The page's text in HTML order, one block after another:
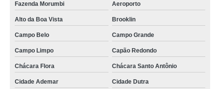
Fazenda Morumbi Aeroporto
Alto da Boa Vista Brooklin
Campo Belo Campo Grande
Campo Limpo Capão Redondo
Chácara Flora Chácara Santo Antônio
Cidade Ademar Cidade Dutra